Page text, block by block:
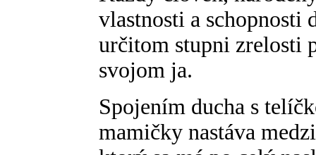
vlastnosti a schopnosti
určitom stupni zrelosti
svojom ja.
Spojením ducha s
mamičky nastáva